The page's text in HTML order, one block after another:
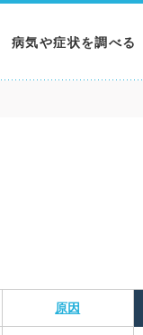
病気や症状を調べる
病気を調べる
原因